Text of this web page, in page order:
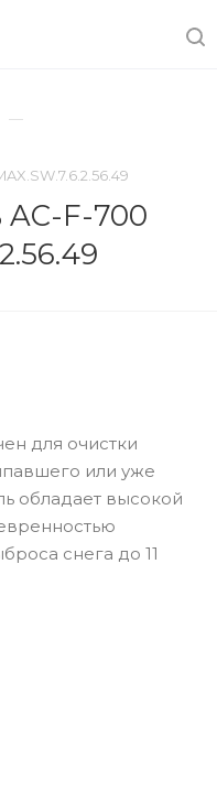
AC-F-700
для очистки
или уже
обладает высокой
снега до 11